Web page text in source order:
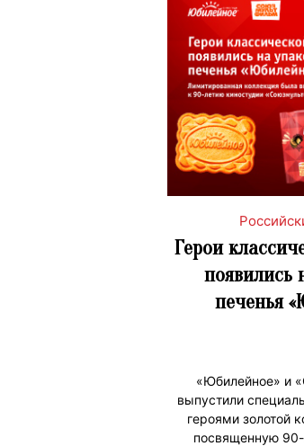
Герои
появились
печенья
«Юбилейное» и
выпустили
героями золотой
посвященную